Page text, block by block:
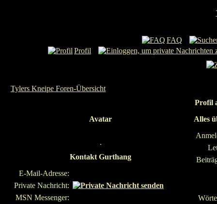
FAQ
Profil
Tylers Kneipe Foren-Übersicht
Profil
Avatar
Alles
.
Kontakt Gurthang
E-Mail-Adresse:
Private Nachricht:
MSN Messenger: